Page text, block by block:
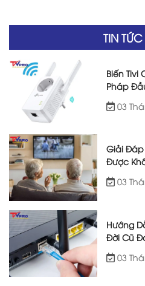
TIN
Biến Tivi
Pháp
03
Giải Đáp
Được
03
Hướng
Đời Cũ
03